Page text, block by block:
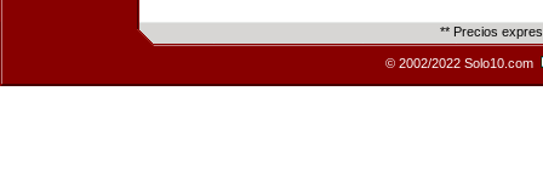
** Precios
© 2002/2022 Solo10.com